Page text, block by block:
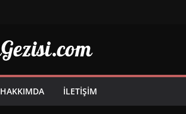
HAKKIMDA İLETIŞIM